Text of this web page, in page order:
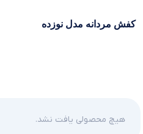
کفش مردانه مدل نوزده
هیچ محصولی یافت نشد.